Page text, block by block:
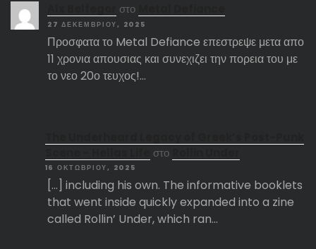
στο
27 ΔΕΚΕΜΒΡΊΟΥ, 2025
Προσφατα το Metal Defiance επεστρεψε μετα απο
11 χρονια απουσιας και συνεχιζει την πορεια του με
το νεο 20ο τευχος!…
στο
16 ΟΚΤΩΒΡΊΟΥ, 2025
[…] including his own. The informative booklets
that went inside quickly expanded into a zine
called Rollin’ Under, which ran…